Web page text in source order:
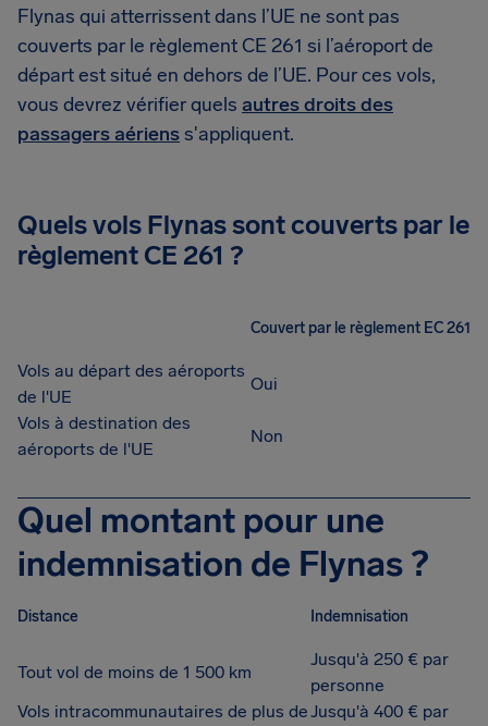
Flynas qui atterrissent dans l’UE ne sont pas
couverts par le règlement CE 261 si l’aéroport de
départ est situé en dehors de l’UE. Pour ces vols,
vous devrez vérifier quels autres droits des
passagers aérienss'appliquent.
Quels vols Flynas sont couverts par le
règlement CE 261 ?
Couvert par le règlement EC 261
Vols au départ des aéroports
de l'UE
Oui
Vols à destination des
aéroports de l'UE
Non
Quel montant pour une
indemnisation de Flynas ?
Distance Indemnisation
Tout vol de moins de 1 500 km
Jusqu'à 250 € par
personne
Vols intracommunautaires de plus deJusqu'à 400 € par